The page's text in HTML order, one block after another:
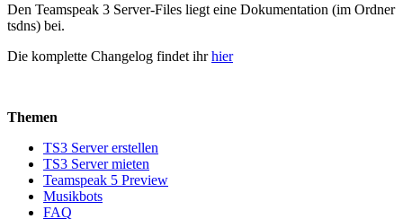
Den Teamspeak 3 Server-Files liegt eine Dokumentation (im Ordner
tsdns) bei.
Die komplette Changelog findet ihrhier
Themen
TS3 Server erstellen
TS3 Server mieten
Teamspeak 5 Preview
Musikbots
FAQ